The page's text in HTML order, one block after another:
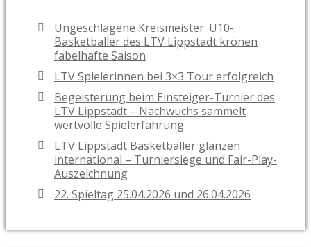
Ungeschlagene Kreismeister: U10-
Basketballer des LTV Lippstadt krönen
fabelhafte Saison
LTV Spielerinnen bei 3×3 Tour erfolgreich
Begeisterung beim Einsteiger-Turnier des
LTV Lippstadt – Nachwuchs sammelt
wertvolle Spielerfahrung
LTV Lippstadt Basketballer glänzen
international – Turniersiege und Fair-Play-
Auszeichnung
22. Spieltag 25.04.2026 und 26.04.2026